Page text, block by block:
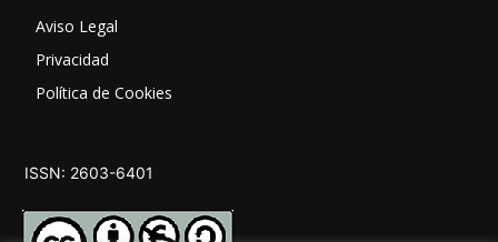
Aviso Legal
Privacidad
Política de Cookies
ISSN: 2603-6401